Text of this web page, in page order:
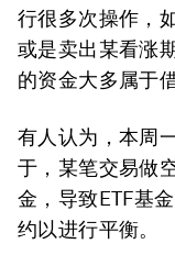
行很多次操作，
或是卖出某看涨
的资金大多属于
有人认为，本周
于，某笔交易做
金，导致ETF基
约以进行平衡。